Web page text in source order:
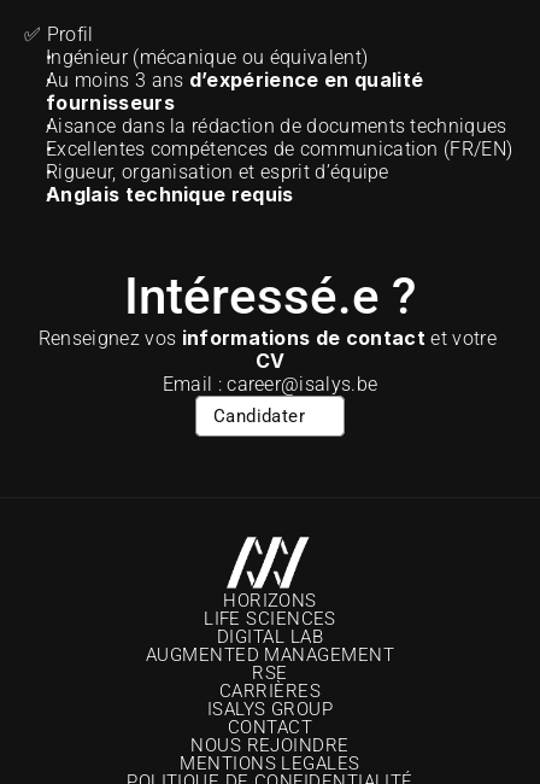
✅ Profil
Ingénieur (mécanique ou équivalent)
Au moins 3 ans d’expérience en qualité
fournisseurs
Aisance dans la rédaction de documents techniques
Excellentes compétences de communication (FR/EN)
Rigueur, organisation et esprit d’équipe
Anglais technique requis
Intéressé.e ?
Renseignez vos informations de contact et votre
CV
Email : career@isalys.be
Candidater
HORIZONS
LIFE SCIENCES
DIGITAL LAB
AUGMENTED MANAGEMENT
RSE
CARRIÈRES
ISALYS GROUP
CONTACT
NOUS REJOINDRE
MENTIONS LEGALES